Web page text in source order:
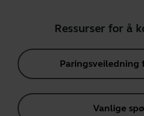
Ressurser for å
Vanlige